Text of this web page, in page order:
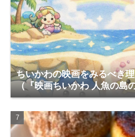
ちいかわの映画をみるべき
（『映画ちいかわ 人魚の島